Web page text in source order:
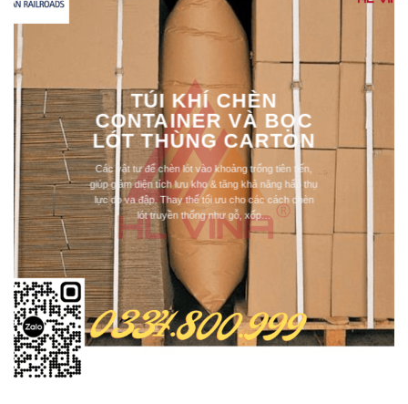
TÚI KHÍ CHÈN
CONTAINER VÀ BỌC
LÓT THÙNG CARTON
Các vật tư để chèn lót vào khoảng trống tiên tiến,
giúp giảm diện tích lưu kho & tăng khả năng hấp thụ
lực do va đập. Thay thế tối ưu cho các cách chèn
lót truyền thống như gỗ, xốp…